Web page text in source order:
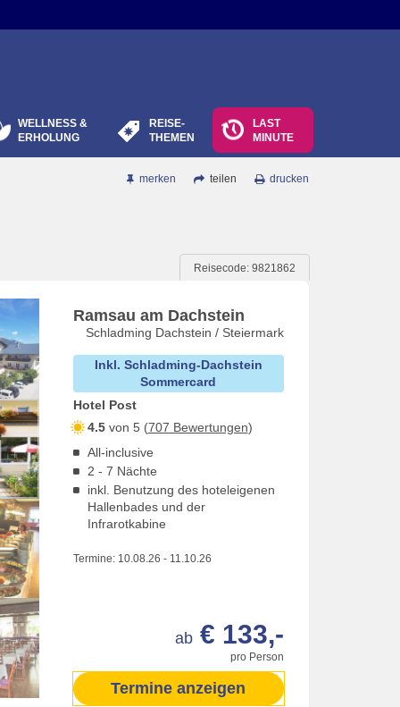
WELLNESS &
ERHOLUNG
REISE-
THEMEN
LAST
MINUTE
drucken
teilen
merken
Reisecode: 9821862
Ramsau am Dachstein
Schladming Dachstein / Steiermark
Inkl. Schladming-Dachstein
Sommercard
Hotel Post
4.5von 5 (707 Bewertungen)
All-inclusive
2 - 7 Nächte
inkl. Benutzung des hoteleigenen
Hallenbades und der
Infrarotkabine
Termine: 10.08.26 - 11.10.26
pro Person
ab € 133,-
Termine anzeigen